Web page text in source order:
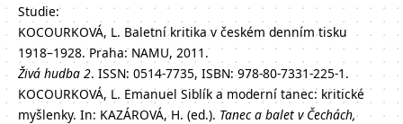
Studie:
KOCOURKOVÁ, L. Baletní kritika v českém denním tisku
1918–1928. Praha: NAMU, 2011.
Živá hudba 2. ISSN: 0514-7735, ISBN: 978-80-7331-225-1.
KOCOURKOVÁ, L. Emanuel Siblík a moderní tanec: kritické
myšlenky. In: KAZÁROVÁ, H. (ed.). Tanec a balet v Čechách,